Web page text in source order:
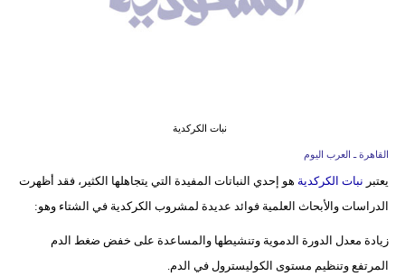
علوم
وتكنولوجيا
نبات الكركدية
القاهرة ـ العرب اليوم
يعتبر نبات الكركدية هو إحدي النباتات المفيدة التي يتجاهلها الكثير، فقد أظهرت
الدراسات والأبحاث العلمية فوائد عديدة لمشروب الكركدية في الشتاء وهو:
زيادة معدل الدورة الدموية وتنشيطها والمساعدة على خفض ضغط الدم
المرتفع وتنظيم مستوى الكوليسترول في الدم.